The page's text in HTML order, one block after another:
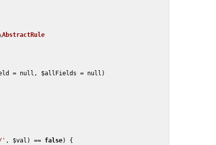
AbstractRule
= null, $allFields = null)
' , $val ) == false) {